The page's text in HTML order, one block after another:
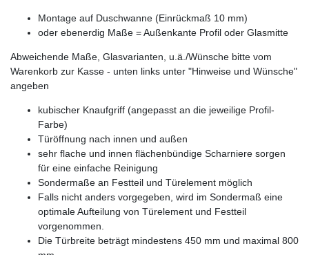
Montage auf Duschwanne (Einrückmaß 10 mm)
oder ebenerdig Maße = Außenkante Profil oder Glasmitte
Abweichende Maße, Glasvarianten, u.ä./Wünsche bitte vom
Warenkorb zur Kasse - unten links unter "Hinweise und Wünsche"
angeben
kubischer Knaufgriff (angepasst an die jeweilige Profil-
Farbe)
Türöffnung nach innen und außen
sehr flache und innen flächenbündige Scharniere sorgen
für eine einfache Reinigung
Sondermaße an Festteil und Türelement möglich
Falls nicht anders vorgegeben, wird im Sondermaß eine
optimale Aufteilung von Türelement und Festteil
vorgenommen.
Die Türbreite beträgt mindestens 450 mm und maximal 800